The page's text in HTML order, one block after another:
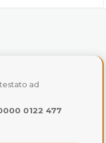
ad
0122 477